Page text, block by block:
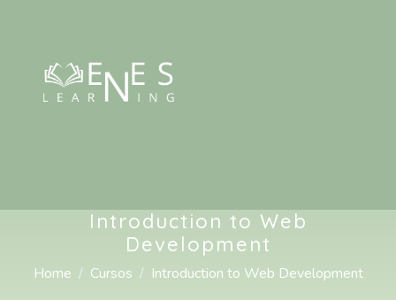
Introduction to Web
Development
Home Cursos Introduction to Web Development